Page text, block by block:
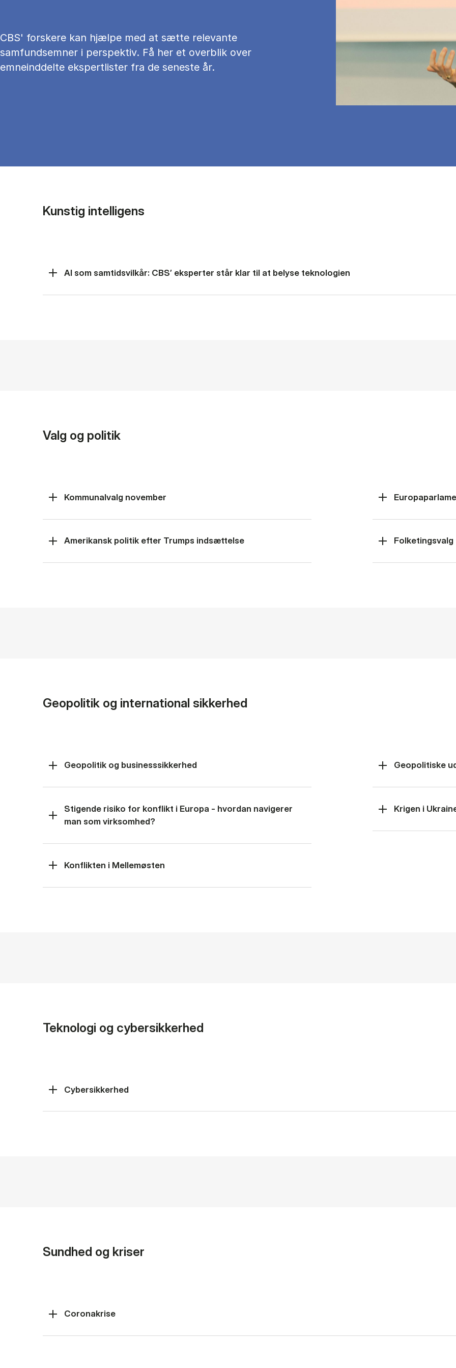
CBS' forskere kan hjælpe med at sætte relevante
samfundsemner i perspektiv. Få her et overblik over
emneinddelte ekspertlister fra de seneste år.
Kunstig intelligens
AI som samtidsvilkår: CBS’ eksperter står klar til at belyse teknologien
Valg og politik
Kommunalvalg november
Amerikansk politik efter Trumps indsættelse Folketingsvalg
Geopolitik og international sikkerhed
Geopolitik og businesssikkerhed
Stigende risiko for konflikt i Europa - hvordan navigerer
man som virksomhed?
Konflikten i Mellemøsten
Geopolitiske
Krigen i
Teknologi og cybersikkerhed
Cybersikkerhed
Sundhed og kriser
Coronakrise